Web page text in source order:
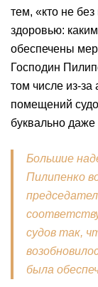
тем, «кто не
здоровью:
обеспечены
Господин
том числе из-за
помещений
буквально даже
Большие
Пилипенко
судов так,
была